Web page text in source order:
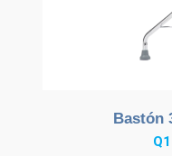
Bastón
Q